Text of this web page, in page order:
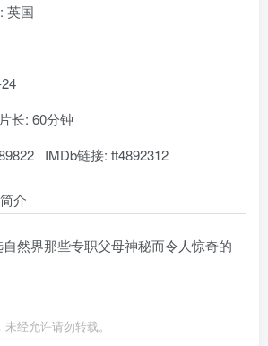
英国
长: 60分钟
IMDb链接: tt4892312
介
然界那些专职父母神秘而令人惊奇的
经允许请勿转载。